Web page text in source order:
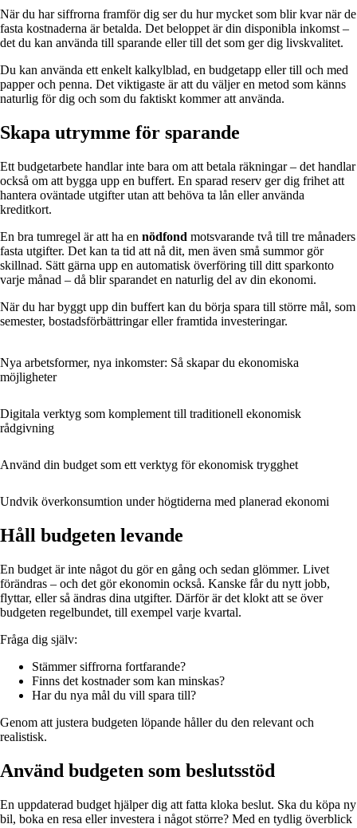
När du har siffrorna framför dig ser du hur mycket som blir kvar när de
fasta kostnaderna är betalda. Det beloppet är din disponibla inkomst –
det du kan använda till sparande eller till det som ger dig livskvalitet.
Du kan använda ett enkelt kalkylblad, en budgetapp eller till och med
papper och penna. Det viktigaste är att du väljer en metod som känns
naturlig för dig och som du faktiskt kommer att använda.
Skapa utrymme för sparande
Ett budgetarbete handlar inte bara om att betala räkningar – det handlar
också om att bygga upp en buffert. En sparad reserv ger dig frihet att
hantera oväntade utgifter utan att behöva ta lån eller använda
kreditkort.
En bra tumregel är att ha en nödfond motsvarande två till tre månaders
fasta utgifter. Det kan ta tid att nå dit, men även små summor gör
skillnad. Sätt gärna upp en automatisk överföring till ditt sparkonto
varje månad – då blir sparandet en naturlig del av din ekonomi.
När du har byggt upp din buffert kan du börja spara till större mål, som
semester, bostadsförbättringar eller framtida investeringar.
Nya arbetsformer, nya inkomster: Så skapar du ekonomiska
möjligheter
Digitala verktyg som komplement till traditionell ekonomisk
rådgivning
Använd din budget som ett verktyg för ekonomisk trygghet
Undvik överkonsumtion under högtiderna med planerad ekonomi
Håll budgeten levande
En budget är inte något du gör en gång och sedan glömmer. Livet
förändras – och det gör ekonomin också. Kanske får du nytt jobb,
flyttar, eller så ändras dina utgifter. Därför är det klokt att se över
budgeten regelbundet, till exempel varje kvartal.
Fråga dig själv:
Stämmer siffrorna fortfarande?
Finns det kostnader som kan minskas?
Har du nya mål du vill spara till?
Genom att justera budgeten löpande håller du den relevant och
realistisk.
Använd budgeten som beslutsstöd
En uppdaterad budget hjälper dig att fatta kloka beslut. Ska du köpa ny
bil, boka en resa eller investera i något större? Med en tydlig överblick